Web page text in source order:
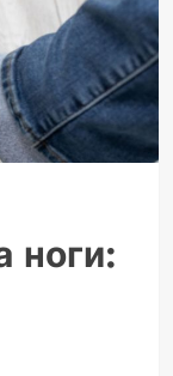
ноги: